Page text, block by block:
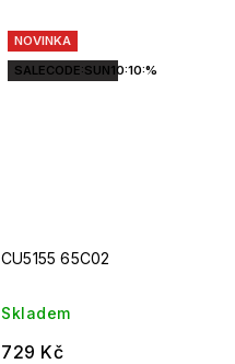
NOVINKA
SALECODE:SUN10:10:%
CU5155 65C02
Skladem
729 Kč